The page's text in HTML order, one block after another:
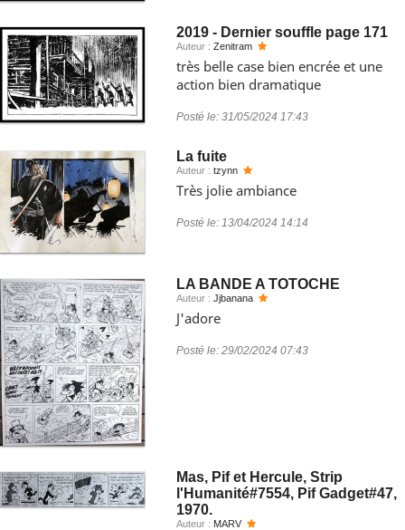
2019 - Dernier souffle page 171
Auteur : Zenitram
très belle case bien encrée et une
action bien dramatique
Posté le: 31/05/2024 17:43
La fuite
Auteur : tzynn
Très jolie ambiance
Posté le: 13/04/2024 14:14
LA BANDE A TOTOCHE
Auteur : Jjbanana
J'adore
Posté le: 29/02/2024 07:43
Mas, Pif et Hercule, Strip
l'Humanité#7554, Pif Gadget#47,
1970.
Auteur : MARV